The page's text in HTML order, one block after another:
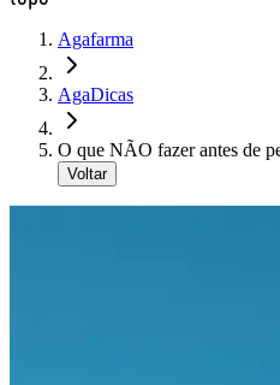
Agafarma
AgaDicas
O que NÃO fazer antes de
Voltar